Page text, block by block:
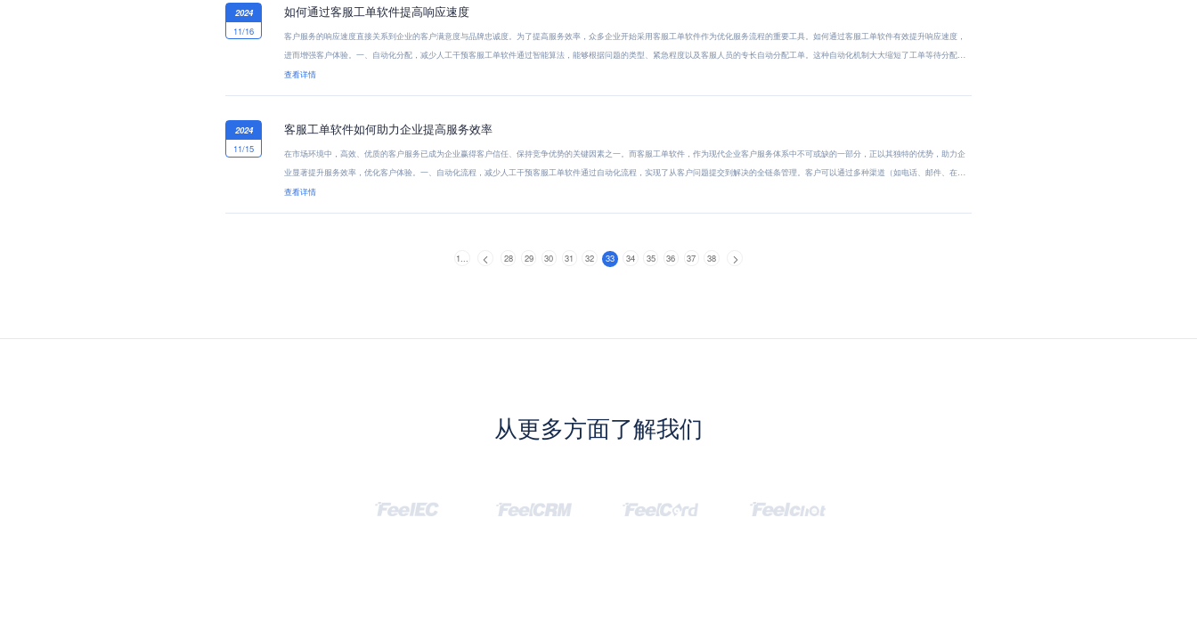
2024
11/16
如何通过客服工单软件提高响应速度
客户服务的响应速度直接关系到企业的客户满意度与品牌忠诚度。为了提高服务效率，众多企业开始采用客服工单软件作为优化服务流程的重要工具。如何通过客服工单软件有效提升响应速度，
进而增强客户体验。一、自动化分配，减少人工干预客服工单软件通过智能算法，能够根据问题的类型、紧急程度以及客服人员的专长自动分配工单。这种自动化机制大大缩短了工单等待分配
的...
查看详情
2024
11/15
客服工单软件如何助力企业提高服务效率
在市场环境中，高效、优质的客户服务已成为企业赢得客户信任、保持竞争优势的关键因素之一。而客服工单软件，作为现代企业客户服务体系中不可或缺的一部分，正以其独特的优势，助力企
业显著提升服务效率，优化客户体验。一、自动化流程，减少人工干预客服工单软件通过自动化流程，实现了从客户问题提交到解决的全链条管理。客户可以通过多种渠道（如电话、邮件、在
线...
查看详情
1... 28 29 30 31 32 33 34 35 36 37 38
从更多方面了解我们